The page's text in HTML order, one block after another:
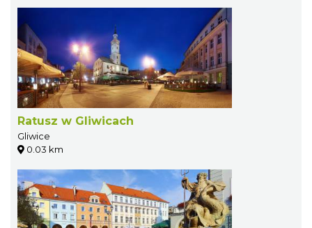
Ratusz w Gliwicach
Gliwice
0.03 km